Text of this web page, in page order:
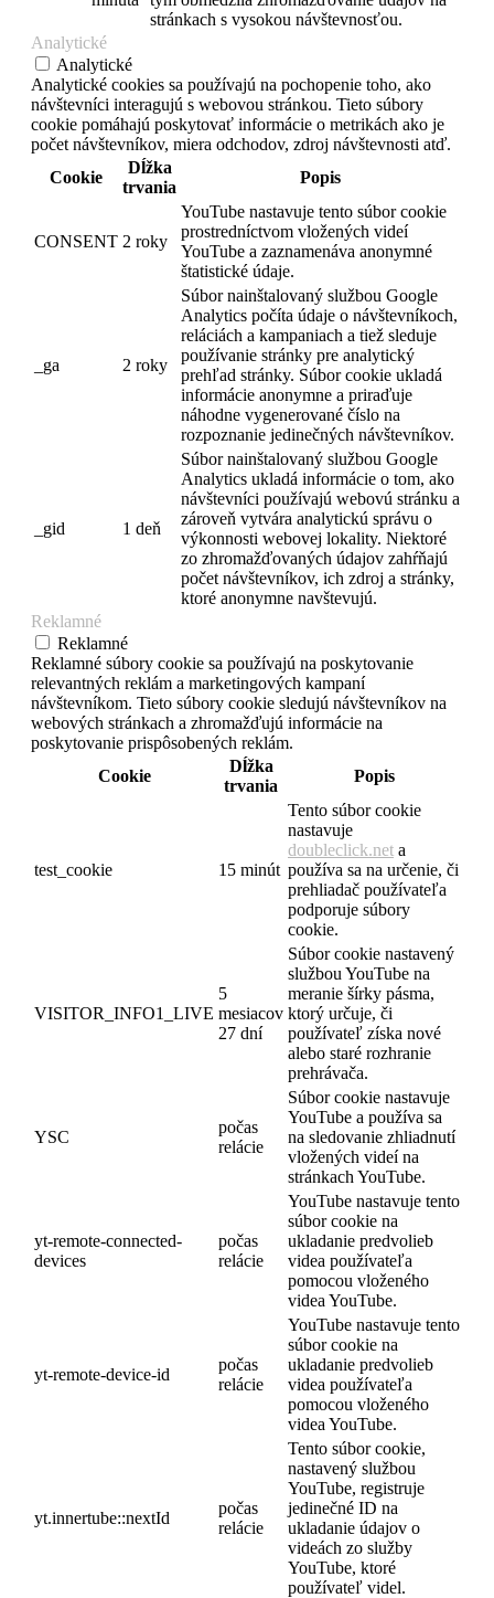
stránkach s vysokou návštevnosťou.
Analytické
Analytické
Analytické cookies sa používajú na pochopenie toho, ako
návštevníci interagujú s webovou stránkou. Tieto súbory
cookie pomáhajú poskytovať informácie o metrikách ako je
počet návštevníkov, miera odchodov, zdroj návštevnosti atď.
Cookie
Dĺžka
trvania
Popis
CONSENT 2 roky
YouTube nastavuje tento súbor cookie
prostredníctvom vložených videí
YouTube a zaznamenáva anonymné
štatistické údaje.
_ga 2 roky
Súbor nainštalovaný službou Google
Analytics počíta údaje o návštevníkoch,
reláciách a kampaniach a tiež sleduje
používanie stránky pre analytický
prehľad stránky. Súbor cookie ukladá
informácie anonymne a priraďuje
náhodne vygenerované číslo na
rozpoznanie jedinečných návštevníkov.
_gid 1 deň
Súbor nainštalovaný službou Google
Analytics ukladá informácie o tom, ako
návštevníci používajú webovú stránku a
zároveň vytvára analytickú správu o
výkonnosti webovej lokality. Niektoré
zo zhromažďovaných údajov zahŕňajú
počet návštevníkov, ich zdroj a stránky,
ktoré anonymne navštevujú.
Reklamné
Reklamné
Reklamné súbory cookie sa používajú na poskytovanie
relevantných reklám a marketingových kampaní
návštevníkom. Tieto súbory cookie sledujú návštevníkov na
webových stránkach a zhromažďujú informácie na
poskytovanie prispôsobených reklám.
Cookie
Dĺžka
trvania
Popis
test_cookie 15 minút
Tento súbor cookie
nastavuje
doubleclick.net a
používa sa na určenie, či
prehliadač používateľa
podporuje súbory
cookie.
VISITOR_INFO1_LIVE
5
mesiacov
27 dní
Súbor cookie nastavený
službou YouTube na
meranie šírky pásma,
ktorý určuje, či
používateľ získa nové
alebo staré rozhranie
prehrávača.
YSC
počas
relácie
Súbor cookie nastavuje
YouTube a používa sa
na sledovanie zhliadnutí
vložených videí na
stránkach YouTube.
yt-remote-connected-
devices
počas
relácie
YouTube nastavuje tento
súbor cookie na
ukladanie predvolieb
videa používateľa
pomocou vloženého
videa YouTube.
yt-remote-device-id
počas
relácie
YouTube nastavuje tento
súbor cookie na
ukladanie predvolieb
videa používateľa
pomocou vloženého
videa YouTube.
yt.innertube::nextId
počas
relácie
Tento súbor cookie,
nastavený službou
YouTube, registruje
jedinečné ID na
ukladanie údajov o
videách zo služby
YouTube, ktoré
používateľ videl.